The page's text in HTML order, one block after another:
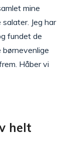
mine
Jeg har
fundet de
børnevenlige
Håber vi
helt